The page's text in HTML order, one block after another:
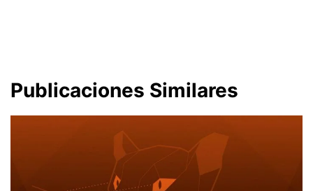
Publicaciones Similares